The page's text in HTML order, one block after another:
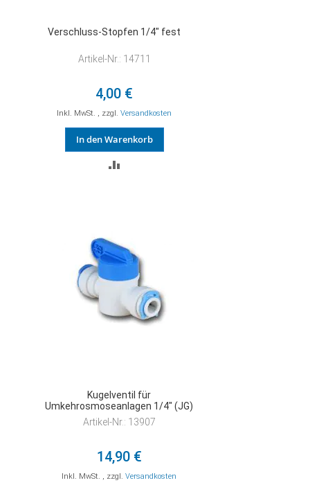
Verschluss-Stopfen 1/4" fest
Artikel-Nr.: 14711
4,00 €
Inkl. MwSt. , zzgl. Versandkosten
In den Warenkorb
Kugelventil für
Umkehrosmoseanlagen 1/4" (JG)
Artikel-Nr.: 13907
14,90 €
Inkl. MwSt. , zzgl.Versandkosten